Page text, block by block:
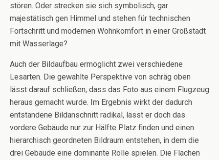
stören. Oder strecken sie sich symbolisch, gar
majestätisch gen Himmel und stehen für technischen
Fortschritt und modernen Wohnkomfort in einer Großstadt
mit Wasserlage?
Auch der Bildaufbau ermöglicht zwei verschiedene
Lesarten. Die gewählte Perspektive von schräg oben
lässt darauf schließen, dass das Foto aus einem Flugzeug
heraus gemacht wurde. Im Ergebnis wirkt der dadurch
entstandene Bildanschnitt radikal, lässt er doch das
vordere Gebäude nur zur Hälfte Platz finden und einen
hierarchisch geordneten Bildraum entstehen, in dem die
drei Gebäude eine dominante Rolle spielen. Die Flächen